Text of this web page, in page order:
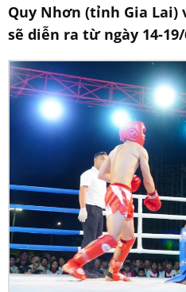
Quy Nhơn (tỉnh Gia Lai)
sẽ diễn ra từ ngày 14-19/